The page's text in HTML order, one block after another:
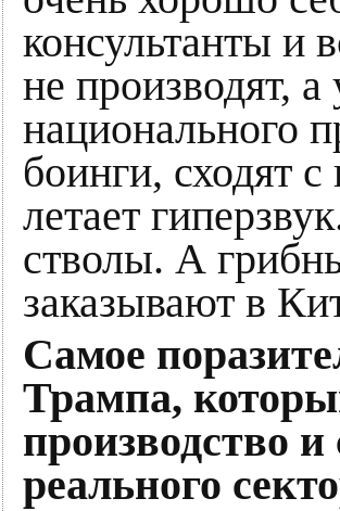
консультанты и
не производят,
национального
боинги, сходят
летает
стволы. А
заказывают в
Самое
Трампа,
производство
реального